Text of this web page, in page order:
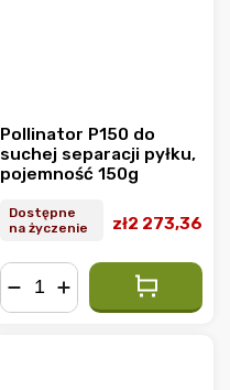
Pollinator P150 do
suchej separacji pyłku,
pojemność 150g
Dostępne
na życzenie
zł2 273,36